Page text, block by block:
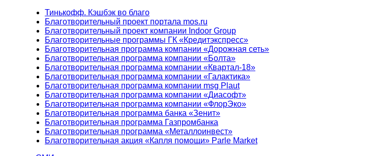
Тинькофф. Кэшбэк во благо
Благотворительный проект портала mos.ru
Благотворительный проект компании Indoor Group
Благотворительные программы ГК «Кредитэкспресс»
Благотворительная программа компании «Дорожная сеть»
Благотворительная программа компании «Болта»
Благотворительная программа компании «Квартал-18»
Благотворительная программа компании «Галактика»
Благотворительная программа компании msg Plaut
Благотворительная программа компании «Диасофт»
Благотворительная программа компании «ФлорЭко»
Благотворительная программа банка «Зенит»
Благотворительная программа Газпромбанка
Благотворительная программа «Металлоинвест»
Благотворительная акция «Капля помощи» Parle Market